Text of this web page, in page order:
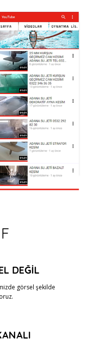
DEĞIL
görsel şekilde